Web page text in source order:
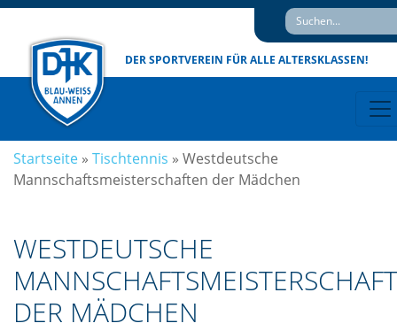
DER SPORTVEREIN FÜR ALLE ALTERSKLASSEN!
Startseite » Tischtennis » Westdeutsche
Mannschaftsmeisterschaften der Mädchen
WESTDEUTSCHE
DER MÄDCHEN